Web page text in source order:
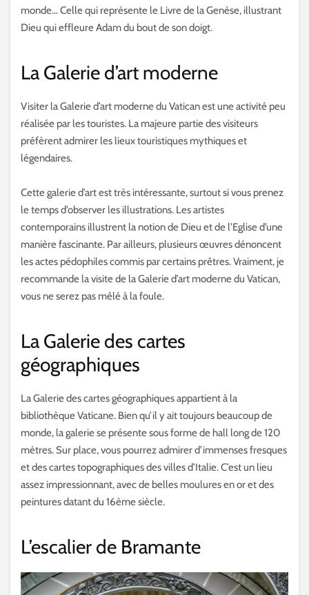
monde… Celle qui représente le Livre de la Genèse, illustrant
Dieu qui effleure Adam du bout de son doigt.
La Galerie d’art moderne
Visiter la Galerie d’art moderne du Vatican est une activité peu
réalisée par les touristes. La majeure partie des visiteurs
préfèrent admirer les lieux touristiques mythiques et
légendaires.
Cette galerie d’art est très intéressante, surtout si vous prenez
le temps d’observer les illustrations. Les artistes
contemporains illustrent la notion de Dieu et de l’Eglise d’une
manière fascinante. Par ailleurs, plusieurs œuvres dénoncent
les actes pédophiles commis par certains prêtres. Vraiment, je
recommande la visite de la Galerie d’art moderne du Vatican,
vous ne serez pas mêlé à la foule.
La Galerie des cartes
géographiques
La Galerie des cartes géographiques appartient à la
bibliothèque Vaticane. Bien qu’il y ait toujours beaucoup de
monde, la galerie se présente sous forme de hall long de 120
mètres. Sur place, vous pourrez admirer d’immenses fresques
et des cartes topographiques des villes d’Italie. C’est un lieu
assez impressionnant, avec de belles moulures en or et des
peintures datant du 16ème siècle.
L’escalier de Bramante